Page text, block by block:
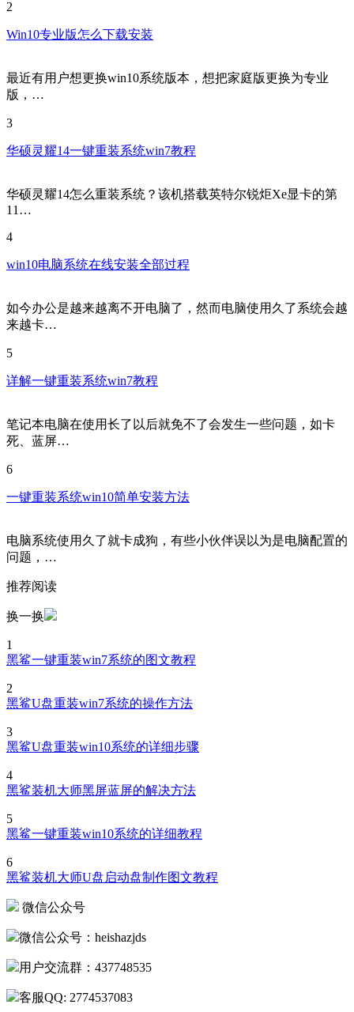
2
Win10专业版怎么下载安装
最近有用户想更换win10系统版本，想把家庭版更换为专业
版，…
3
华硕灵耀14一键重装系统win7教程
华硕灵耀14怎么重装系统？该机搭载英特尔锐炬Xe显卡的第
11…
4
win10电脑系统在线安装全部过程
如今办公是越来越离不开电脑了，然而电脑使用久了系统会越
来越卡…
5
详解一键重装系统win7教程
笔记本电脑在使用长了以后就免不了会发生一些问题，如卡
死、蓝屏…
6
一键重装系统win10简单安装方法
电脑系统使用久了就卡成狗，有些小伙伴误以为是电脑配置的
问题，…
推荐阅读
换一换
1
黑鲨一键重装win7系统的图文教程
2
黑鲨U盘重装win7系统的操作方法
3
黑鲨U盘重装win10系统的详细步骤
4
黑鲨装机大师黑屏蓝屏的解决方法
5
黑鲨一键重装win10系统的详细教程
6
黑鲨装机大师U盘启动盘制作图文教程
微信公众号
微信公众号：heishazjds
用户交流群：437748535
客服QQ: 2774537083